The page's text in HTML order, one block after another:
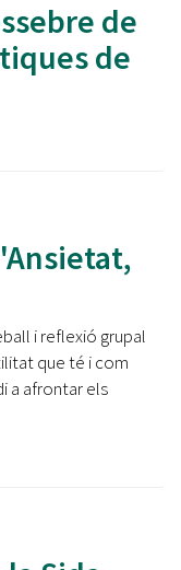
de
de
i reflexió grupal
que té i com
a afrontar els